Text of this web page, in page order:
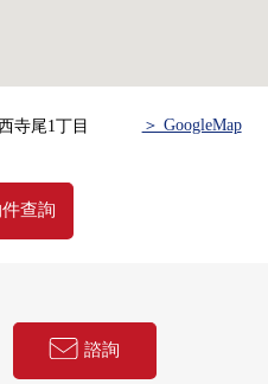
寺尾1丁目 ＞ GoogleMap
查詢
諮詢